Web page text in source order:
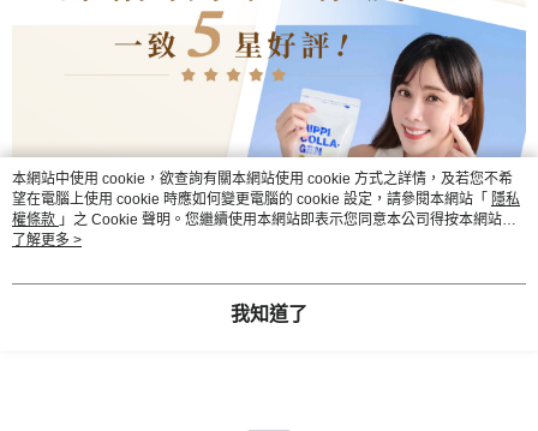
本網站中使用 cookie，欲查詢有關本網站使用 cookie 方式之詳情，及若您不希
望在電腦上使用 cookie 時應如何變更電腦的 cookie 設定，請參閱本網站「 隱私
權條款 」之 Cookie 聲明。您繼續使用本網站即表示您同意本公司得按本網站使
用條款之 Cookie 聲明使用 cookie。
了解更多 >
我知道了